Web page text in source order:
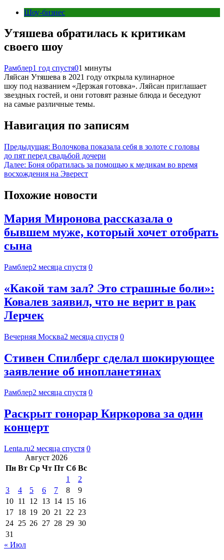
Шоу-бизнес
Утяшева обратилась к критикам
своего шоу
Рамблер1 год спустя01 минуты
Ляйсан Утяшева в 2021 году открыла кулинарное
шоу под названием «Дерзкая готовка». Ляйсан приглашает
звездных гостей, и они готовят разные блюда и беседуют
на самые различные темы.
Навигация по записям
Предыдущая: Волочкова показала себя в золоте с головы
до пят перед свадьбой дочери
Далее: Боня обратилась за помощью к медикам во время
восхождения на Эверест
Похожие новости
Мария Миронова рассказала о
бывшем муже, который хочет отобрать
сына
Рамблер2 месяца спустя 0
«Какой там зал? Это страшные боли»:
Ковалев заявил, что не верит в рак
Лерчек
Вечерняя Москва2 месяца спустя 0
Стивен Спилберг сделал шокирующее
заявление об инопланетянах
Рамблер2 месяца спустя 0
Раскрыт гонорар Киркорова за один
концерт
Lenta.ru2 месяца спустя 0
Август 2026
Пн Вт Ср Чт Пт Сб Вс
1
2
3
4 5 6 7 8
9
10 11 12 13 14 15 16
17 18 19 20 21 22 23
24 25 26 27 28 29 30
31
« Июл